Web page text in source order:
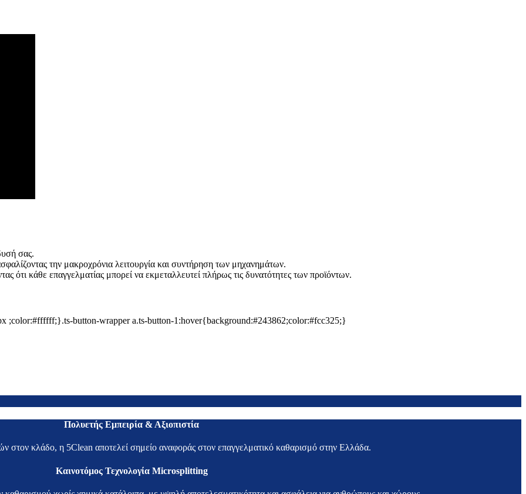
σας.
την μακροχρόνια λειτουργία και συντήρηση των μηχανημάτων.
ότι κάθε επαγγελματίας μπορεί να εκμεταλλευτεί πλήρως τις δυνατότητες των προϊόντων.
;color:#ffffff;}.ts-button-wrapper a.ts-button-1:hover{background:#243862;color:#fcc325;}
Πολυετής Εμπειρία & Αξιοπιστία
στον κλάδο, η 5Clean αποτελεί σημείο αναφοράς στον επαγγελματικό καθαρισμό στην Ελλάδα.
Καινοτόμος Τεχνολογία Microsplitting